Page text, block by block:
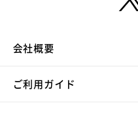
会社概要
ご利用ガイド